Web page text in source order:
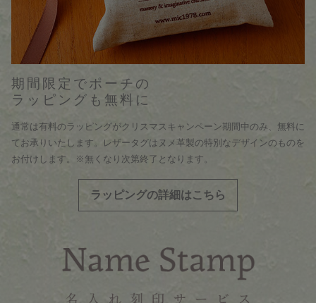
期間限定でポーチの
ラッピングも無料に
通常は有料のラッピングがクリスマスキャンペーン期間中のみ、無料に
てお承りいたします。レザータグはヌメ革製の特別なデザインのものを
お付けします。※無くなり次第終了となります。
ラッピングの詳細はこちら